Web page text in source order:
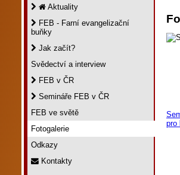
Aktuality
FEB - Farní evangelizační
buňky
Jak začít?
Svědectví a interview
FEB v ČR
Semináře FEB v ČR
FEB ve světě
Fotogalerie
Odkazy
Kontakty
pro